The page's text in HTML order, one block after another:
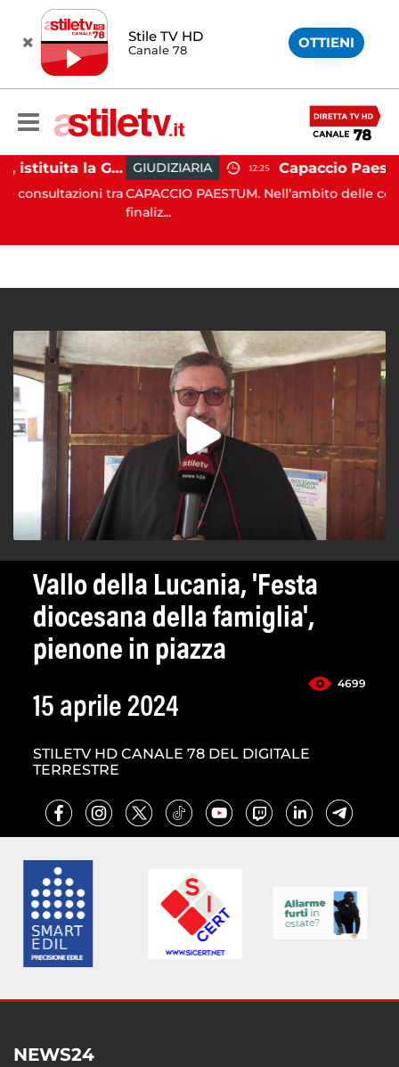
Stile TV HD
Canale 78 OTTIENI
Capaccio Paestum, istituita la Guardia Medica Turistica presso il Psaut di Piazza Santini
tra
GIUDIZIARIA 12:25
CAPACCIO PAESTUM. Nell’ambito delle costanti
Vallo della Lucania, 'Festa
diocesana della famiglia',
pienone in piazza
4699
15 aprile 2024
STILETV HD CANALE 78 DEL DIGITALE
TERRESTRE
NEWS24